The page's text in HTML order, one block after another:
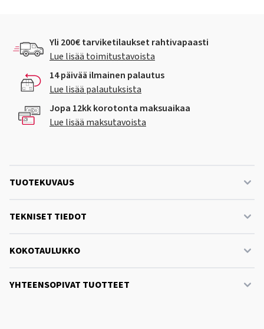
Yli 200€ tarviketilaukset rahtivapaasti
Lue lisää toimitustavoista
14 päivää ilmainen palautus
Lue lisää palautuksista
Jopa 12kk korotonta maksuaikaa
Lue lisää maksutavoista
TUOTEKUVAUS
TEKNISET TIEDOT
KOKOTAULUKKO
YHTEENSOPIVAT TUOTTEET